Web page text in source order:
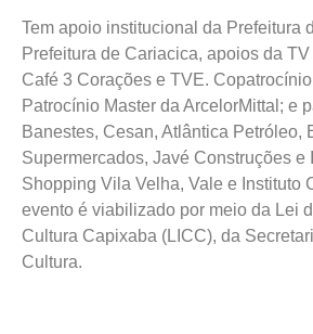
Tem apoio institucional da Prefeitura
Prefeitura de Cariacica, apoios da TV
Café 3 Corações e TVE.
Patrocínio Master da ArcelorMittal ; e
Banestes, Cesan, Atlântica Petróleo,
Supermercados, Javé Construções e
Shopping Vila Velha, Vale e Instituto
evento é viabilizado por meio da Lei
Cultura Capixaba (LICC), da
Cultura.